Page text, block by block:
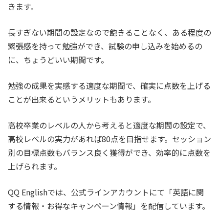
きます。
長すぎない期間の設定なので飽きることなく、ある程度の
緊張感を持って勉強ができ、試験の申し込みを始めるの
に、ちょうどいい期間です。
勉強の成果を実感する適度な期間で、確実に点数を上げる
ことが出来るというメリットもあります。
高校卒業のレベルの人から考えると適度な期間の設定で、
高校レベルの実力があれば80点を目指せます。セッション
別の目標点数もバランス良く獲得ができ、効率的に点数を
上げられます。
QQ Englishでは、公式ラインアカウントにて「英語に関
する情報・お得なキャンペーン情報」を配信しています。